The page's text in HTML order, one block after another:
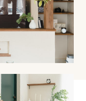
] 水曜日・祝日